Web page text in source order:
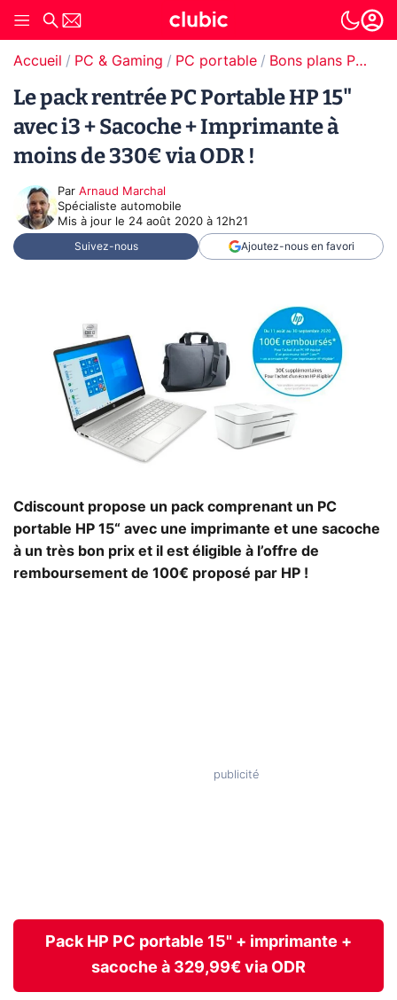
Accueil PC & Gaming PC portable Bons plans PC portable
Le pack rentrée PC Portable HP 15"
avec i3 + Sacoche + Imprimante à
moins de 330€ via ODR !
Par Arnaud Marchal
Spécialiste automobile
Mis à jour le 24 août 2020 à 12h21
Suivez-nous Ajoutez-nous en favori
Cdiscount propose un pack comprenant un PC
portable HP 15“ avec une imprimante et une sacoche
à un très bon prix et il est éligible à l’offre de
remboursement de 100€ proposé par HP !
Pack HP PC portable 15" + imprimante +
sacoche à 329,99€ via ODR